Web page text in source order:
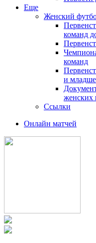
Еще
Женский
команд
команд
и младше
женских
Ссылки
Онлайн матчей